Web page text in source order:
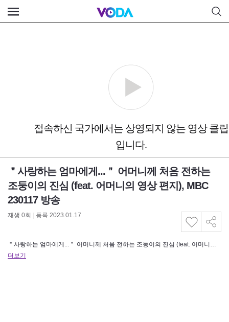
＂사랑하는 엄마에게...＂ 어머니께 처음 전하는
조둥이의 진심 (feat. 어머니의 영상 편지), MBC
230117 방송
재생 0회 등록 2023.01.17
＂사랑하는 엄마에게...＂ 어머니께 처음 전하는 조둥이의 진심 (feat. 어머니의 영상 편지), MBC 230117 방송
더보기